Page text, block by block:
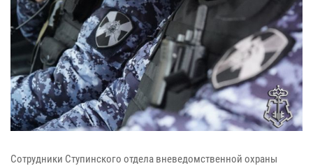
Сотрудники Ступинского отдела вневедомственной охраны